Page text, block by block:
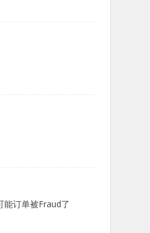
能订单被Fraud了